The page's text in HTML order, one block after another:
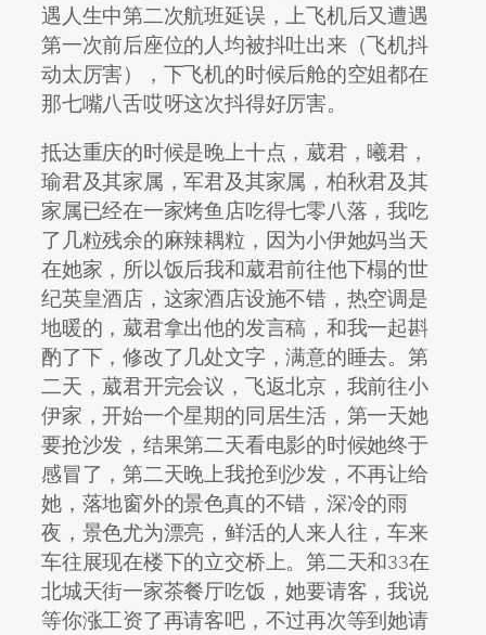
遇人生中第二次航班延误，上飞机后又遭遇
第一次前后座位的人均被抖吐出来（飞机抖
动太厉害），下飞机的时候后舱的空姐都在
那七嘴八舌哎呀这次抖得好厉害。
抵达重庆的时候是晚上十点，葳君，曦君，
瑜君及其家属，军君及其家属，柏秋君及其
家属已经在一家烤鱼店吃得七零八落，我吃
了几粒残余的麻辣耦粒，因为小伊她妈当天
在她家，所以饭后我和葳君前往他下榻的世
纪英皇酒店，这家酒店设施不错，热空调是
地暖的，葳君拿出他的发言稿，和我一起斟
酌了下，修改了几处文字，满意的睡去。第
二天，葳君开完会议，飞返北京，我前往小
伊家，开始一个星期的同居生活，第一天她
要抢沙发，结果第二天看电影的时候她终于
感冒了，第二天晚上我抢到沙发，不再让给
她，落地窗外的景色真的不错，深冷的雨
夜，景色尤为漂亮，鲜活的人来人往，车来
车往展现在楼下的立交桥上。第二天和33在
北城天街一家茶餐厅吃饭，她要请客，我说
等你涨工资了再请客吧，不过再次等到她请